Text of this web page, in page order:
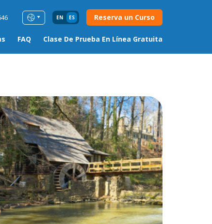
EN ES Reserva un Curso
FAQ Clase De Prueba En Línea Gratuita